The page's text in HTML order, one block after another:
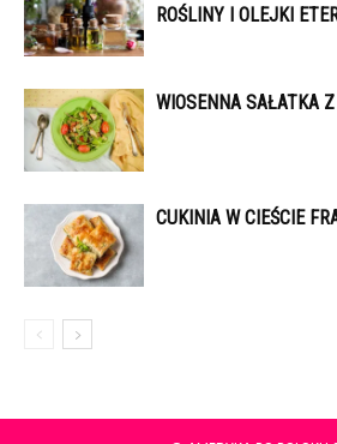
ROŚLINY I OLEJKI
WIOSENNA SAŁATKA
CUKINIA W CIEŚCIE